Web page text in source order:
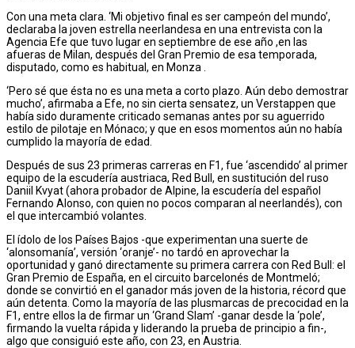
Con una meta clara. ‘Mi objetivo final es ser campeón del mundo’,
declaraba la joven estrella neerlandesa en una entrevista con la
Agencia Efe que tuvo lugar en septiembre de ese año ,en las
afueras de Milan, después del Gran Premio de esa temporada,
disputado, como es habitual, en Monza .
‘Pero sé que ésta no es una meta a corto plazo. Aún debo demostrar
mucho’, afirmaba a Efe, no sin cierta sensatez, un Verstappen que
había sido duramente criticado semanas antes por su aguerrido
estilo de pilotaje en Mónaco; y que en esos momentos aún no había
cumplido la mayoría de edad.
Después de sus 23 primeras carreras en F1, fue ‘ascendido’ al primer
equipo de la escudería austriaca, Red Bull, en sustitución del ruso
Daniil Kvyat (ahora probador de Alpine, la escudería del español
Fernando Alonso, con quien no pocos comparan al neerlandés), con
el que intercambió volantes.
El ídolo de los Países Bajos -que experimentan una suerte de
‘alonsomanía’, versión ‘oranje’- no tardó en aprovechar la
oportunidad y ganó directamente su primera carrera con Red Bull: el
Gran Premio de España, en el circuito barcelonés de Montmeló;
donde se convirtió en el ganador más joven de la historia, récord que
aún detenta. Como la mayoría de las plusmarcas de precocidad en la
F1, entre ellos la de firmar un ‘Grand Slam’ -ganar desde la ‘pole’,
firmando la vuelta rápida y liderando la prueba de principio a fin-,
algo que consiguió este año, con 23, en Austria.